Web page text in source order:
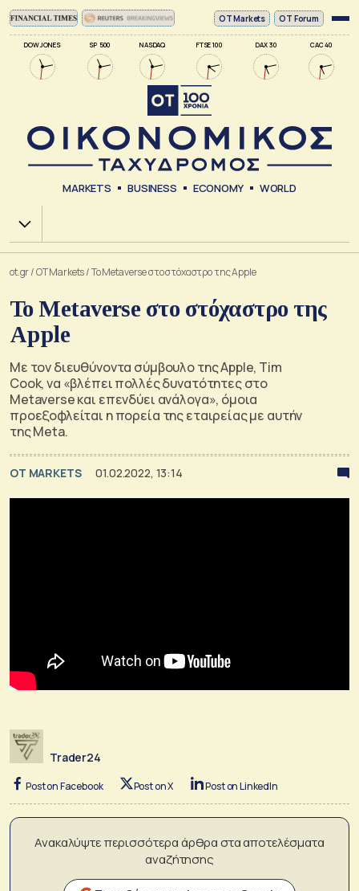
DOW JONES SP 500 NASDAQ FTSE 100 DAX 30 CAC 40
ΟΤ Markets OT Forum
MARKETS BUSINESS ECONOMY WORLD
Χ.Α.
ot.gr/OT Markets/Το Metaverse στο στόχαστρο της Apple
Το Metaverse στο στόχαστρο της
Apple
Με τον διευθύνοντα σύμβουλο της Apple, Tim
Cook, να «βλέπει πολλές δυνατότητες στο
Metaverse και επενδύει ανάλογα», όμοια
προεξοφλείται η πορεία της εταιρείας με αυτήν
της Meta.
OT MARKETS 01.02.2022, 13:14
Trader24
Post on Facebook Post on X Post on LinkedIn
Ανακαλύψτε περισσότερα άρθρα στα αποτελέσματα
αναζήτησης